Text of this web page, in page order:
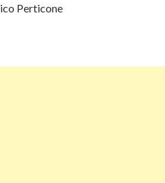
Perticone